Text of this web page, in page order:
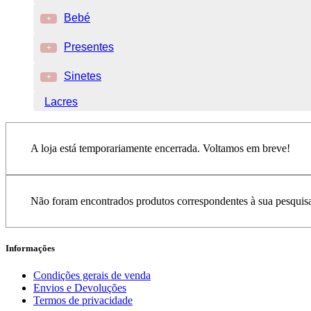
+ Bebé
+ Presentes
+ Sinetes
Lacres
A loja está temporariamente encerrada. Voltamos em breve!
Não foram encontrados produtos correspondentes à sua
Informações
Condições gerais de venda
Envios e Devoluções
Termos de privacidade